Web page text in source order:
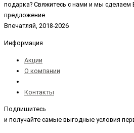
подарка? Свяжитесь с нами и мы сделаем
предложение.
Впечатляй, 2018-2026
Информация
Акции
О компании
Контакты
Подпишитесь
и получайте самые выгодные условия